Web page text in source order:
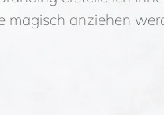
magisch anziehen